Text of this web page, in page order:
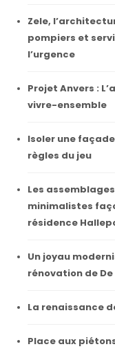
Zele,
pompiers et
l’urgence
Projet Anvers :
vivre-ensemble
Isoler une
règles du jeu
Les
minimalistes
résidence
Un joyau
rénovation de
La renaissance
Place aux